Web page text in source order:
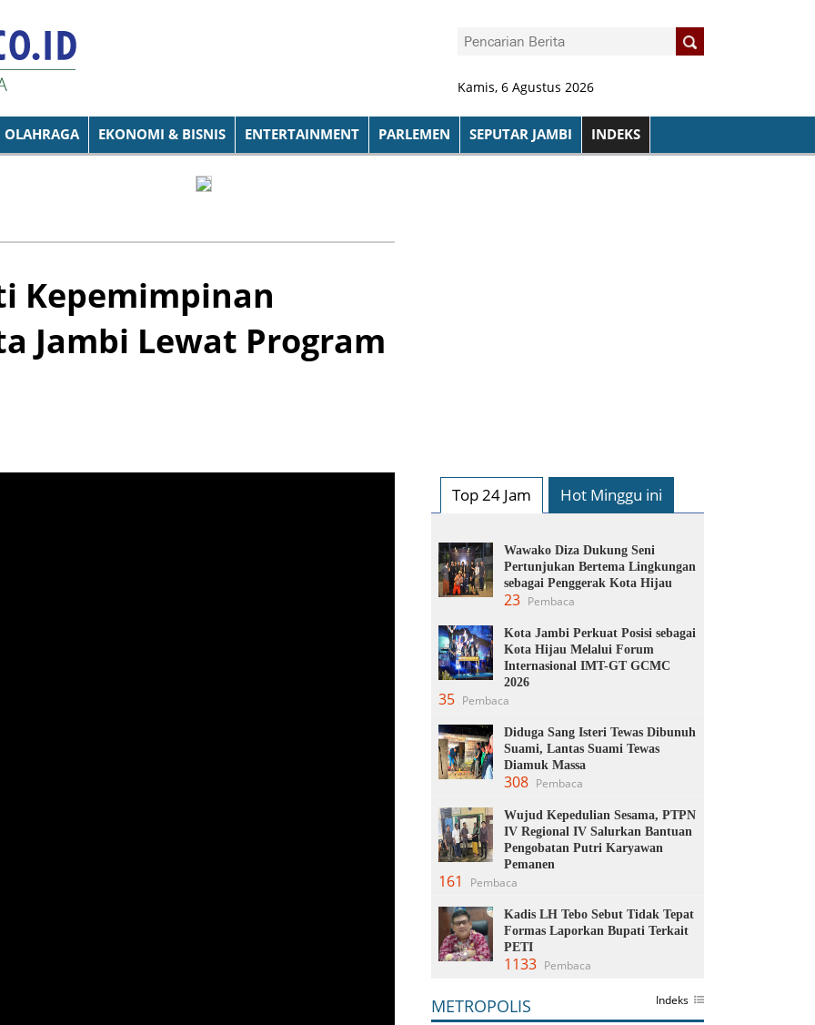
Kamis, 6 Agustus 2026
OLAHRAGA EKONOMI & BISNIS ENTERTAINMENT PARLEMEN SEPUTAR JAMBI INDEKS
Kepemimpinan
Jambi Lewat Program
Top 24 Jam Hot Minggu ini
Wawako Diza Dukung Seni
Pertunjukan Bertema Lingkungan
sebagai Penggerak Kota Hijau
23 Pembaca
Kota Jambi Perkuat Posisi sebagai
Kota Hijau Melalui Forum
Internasional IMT-GT GCMC
2026
35 Pembaca
Diduga Sang Isteri Tewas Dibunuh
Suami, Lantas Suami Tewas
Diamuk Massa
308 Pembaca
Wujud Kepedulian Sesama, PTPN
IV Regional IV Salurkan Bantuan
Pengobatan Putri Karyawan
Pemanen
161 Pembaca
Kadis LH Tebo Sebut Tidak Tepat
Formas Laporkan Bupati Terkait
PETI
1133 Pembaca
METROPOLIS Indeks